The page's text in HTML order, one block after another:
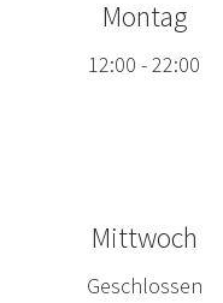
Montag
12:00 -22:00
Mittwoch
Geschlossen